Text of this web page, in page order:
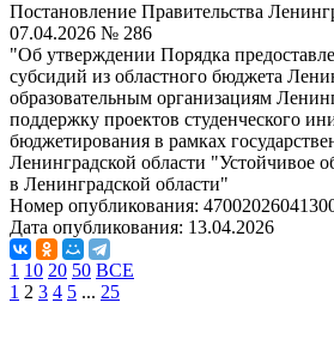
Постановление Правительства
07.04.2026 № 286
"Об утверждении Порядка
субсидий из областного бюджета
образовательным организациям
поддержку проектов студенческого
бюджетирования в рамках
Ленинградской области "Устойчивое
в Ленинградской области"
Номер опубликования:
Дата опубликования: 13.04.2026
1 10 20 50 ВСЕ
1 2 3 4 5 ... 25